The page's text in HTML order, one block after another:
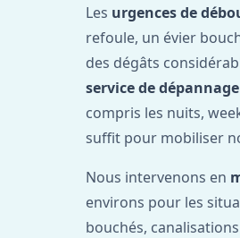
Les urgences de
refoule, un évier
des dégâts
service de
compris les nuits,
suffit pour mobiliser
Nous intervenons en
environs pour les
bouchés,